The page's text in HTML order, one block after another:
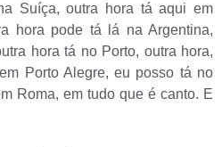
Suíça, outra hora tá aqui em
hora pode tá lá na Argentina,
hora tá no Porto, outra hora,
Porto Alegre, eu posso tá no
Roma, em tudo que é canto. E